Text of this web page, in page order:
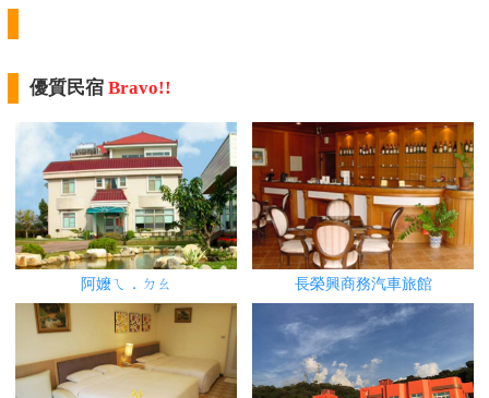
優質民宿 Bravo!!
阿嬤ㄟ．ㄉㄠ 長榮興商務汽車旅館